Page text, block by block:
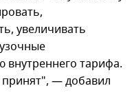
увеличивать
тарифа.
принят", — добавил